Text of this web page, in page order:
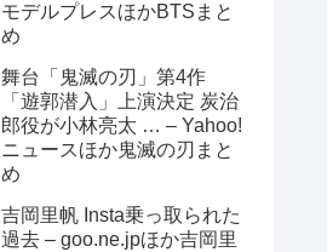
モデルプレスほかBTSまと
め
舞台「鬼滅の刃」第4作
「遊郭潜入」上演決定 炭治
郎役が小林亮太 … – Yahoo!
ニュースほか鬼滅の刃まと
め
吉岡里帆 Insta乗っ取られた
過去 – goo.ne.jpほか吉岡里